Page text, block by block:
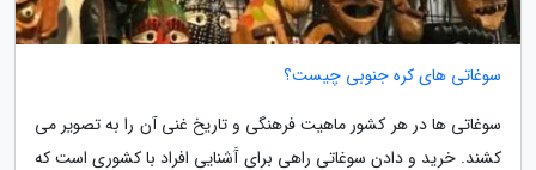
سوغاتی های کره جنوبی چیست؟
سوغاتی ها در هر کشور ماهیت فرهنگی و تاریخ غنی آن را به تصویر می
کشند. خرید و دادن سوغاتی راهی برای آَشنایی افراد با کشوری است که